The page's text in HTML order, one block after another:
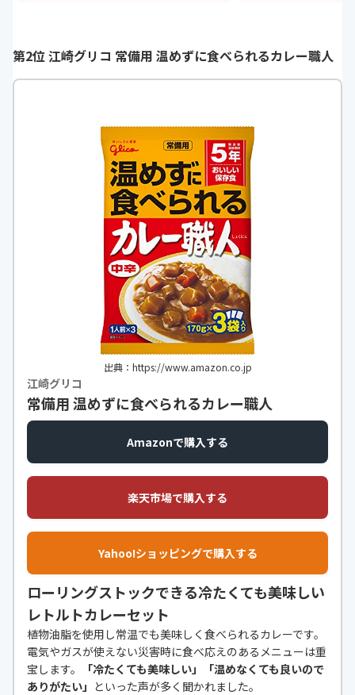
て損はありません。
第2位 江崎グリコ 常備用 温めずに食べられるカレー職人
出典：https://www.amazon.co.jp
江崎グリコ
常備用 温めずに食べられるカレー職人
Amazonで購入する
楽天市場で購入する
Yahoo!ショッピングで購入する
ローリングストックできる冷たくても美味しい
レトルトカレーセット
植物油脂を使用し常温でも美味しく食べられるカレーです。
電気やガスが使えない災害時に食べ応えのあるメニューは重
宝します。
「冷たくても美味しい」「温めなくても良いので
ありがたい」 といった声が多く聞かれました。